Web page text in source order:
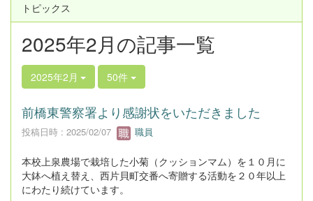
トピックス
2025年2月の記事一覧
2025年2月 50件
前橋東警察署より感謝状をいただきました
投稿日時 : 2025/02/07 職員
本校上泉農場で栽培した小菊（クッションマム）を１０月に
大鉢へ植え替え、西片貝町交番へ寄贈する活動を２０年以上
にわたり続けています。